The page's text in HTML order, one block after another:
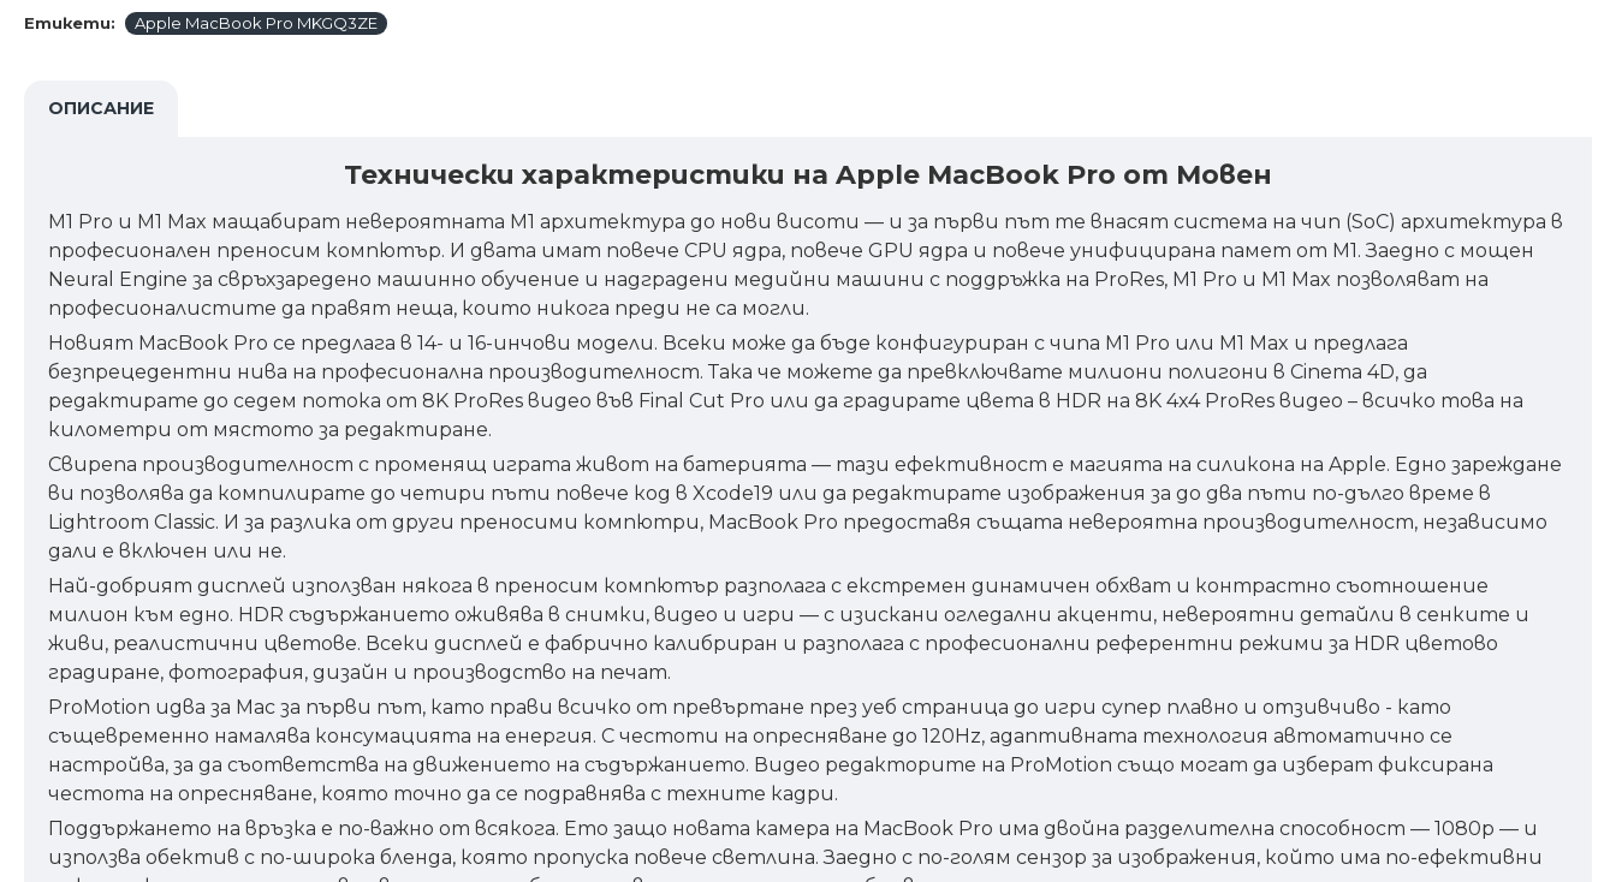
Етикети: Apple MacBook Pro MKGQ3ZE
ОПИСАНИЕ
Технически характеристики на Apple MacBook Pro от Мовен
M1 Pro и M1 Max мащабират невероятната M1 архитектура до нови висоти — и за първи път те внасят система на чип (SoC) архитектура в
професионален преносим компютър. И двата имат повече CPU ядра, повече GPU ядра и повече унифицирана памет от M1. Заедно с мощен
Neural Engine за свръхзаредено машинно обучение и надградени медийни машини с поддръжка на ProRes, M1 Pro и M1 Max позволяват на
професионалистите да правят неща, които никога преди не са могли.
Новият MacBook Pro се предлага в 14- и 16-инчови модели. Всеки може да бъде конфигуриран с чипа M1 Pro или M1 Max и предлага
безпрецедентни нива на професионална производителност. Така че можете да превключвате милиони полигони в Cinema 4D, да
редактирате до седем потока от 8K ProRes видео във Final Cut Pro или да градирате цвета в HDR на 8K 4x4 ProRes видео – всичко това на
километри от мястото за редактиране.
Свирепа производителност с променящ играта живот на батерията — тази ефективност е магията на силикона на Apple. Едно зареждане
ви позволява да компилирате до четири пъти повече код в Xcode19 или да редактирате изображения за до два пъти по-дълго време в
Lightroom Classic. И за разлика от други преносими компютри, MacBook Pro предоставя същата невероятна производителност, независимо
дали е включен или не.
Най-добрият дисплей използван някога в преносим компютър разполага с екстремен динамичен обхват и контрастно съотношение
милион към едно. HDR съдържанието оживява в снимки, видео и игри — с изискани огледални акценти, невероятни детайли в сенките и
живи, реалистични цветове. Всеки дисплей е фабрично калибриран и разполага с професионални референтни режими за HDR цветово
градиране, фотография, дизайн и производство на печат.
ProMotion идва за Mac за първи път, като прави всичко от превъртане през уеб страница до игри супер плавно и отзивчиво - като
същевременно намалява консумацията на енергия. С честоти на опресняване до 120Hz, адаптивната технология автоматично се
настройва, за да съответства на движението на съдържанието. Видео редакторите на ProMotion също могат да изберат фиксирана
честота на опресняване, която точно да се подравнява с техните кадри.
Поддържането на връзка е по-важно от всякога. Ето защо новата камера на MacBook Pro има двойна разделителна способност — 1080p — и
използва обектив с по-широка бленда, която пропуска повече светлина. Заедно с по-голям сензор за изображения, който има по-ефективни